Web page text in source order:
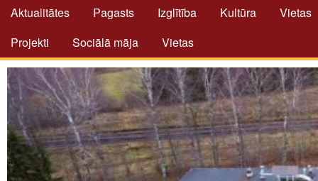
Aktualitātes Pagasts Izglītība Kultūra
Vietas
Projekti
Sociālā māja Vietas